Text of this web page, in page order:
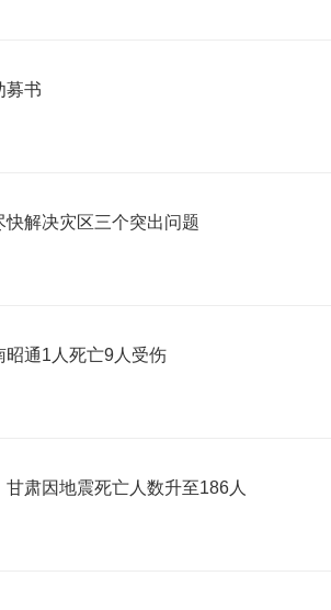
募书
快解决灾区三个突出问题
昭通1人死亡9人受伤
肃因地震死亡人数升至186人